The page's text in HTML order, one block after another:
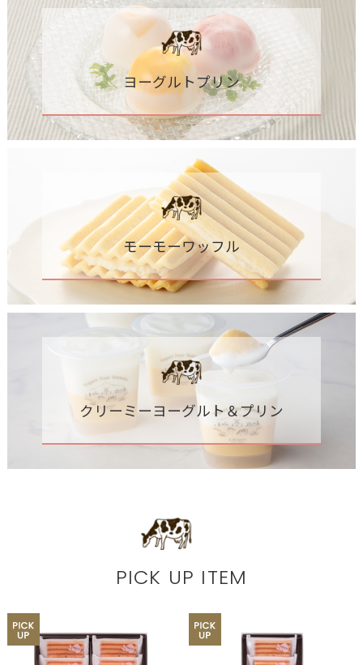
ヨーグルトプリン
モーモーワッフル
クリーミーヨーグルト＆プリン
PICK UP ITEM